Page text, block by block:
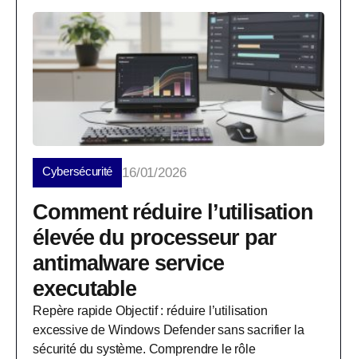
Cybersécurité 16/01/2026
Comment réduire l’utilisation
élevée du processeur par
antimalware service
executable
Repère rapide Objectif : réduire l’utilisation
excessive de Windows Defender sans sacrifier la
sécurité du système. Comprendre le rôle